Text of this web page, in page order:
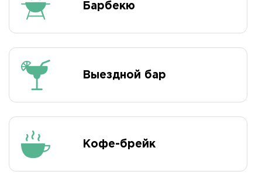
Барбекю
Выездной бар
Кофе-брейк